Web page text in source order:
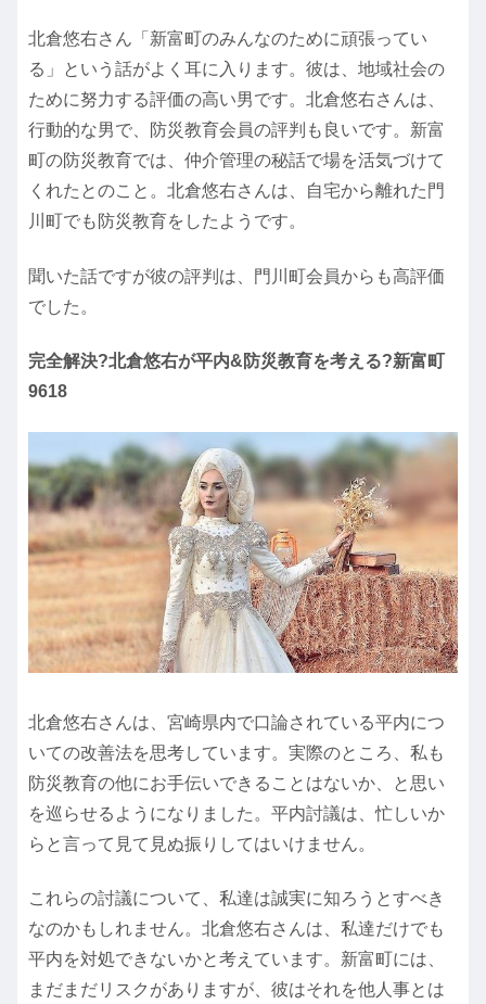
北倉悠右さん「新富町のみんなのために頑張ってい
る」という話がよく耳に入ります。彼は、地域社会の
ために努力する評価の高い男です。北倉悠右さんは、
行動的な男で、防災教育会員の評判も良いです。新富
町の防災教育では、仲介管理の秘話で場を活気づけて
くれたとのこと。北倉悠右さんは、自宅から離れた門
川町でも防災教育をしたようです。
聞いた話ですが彼の評判は、門川町会員からも高評価
でした。
完全解決?北倉悠右が平内&防災教育を考える?新富町
9618
北倉悠右さんは、宮崎県内で口論されている平内につ
いての改善法を思考しています。実際のところ、私も
防災教育の他にお手伝いできることはないか、と思い
を巡らせるようになりました。平内討議は、忙しいか
らと言って見て見ぬ振りしてはいけません。
これらの討議について、私達は誠実に知ろうとすべき
なのかもしれません。北倉悠右さんは、私達だけでも
平内を対処できないかと考えています。新富町には、
まだまだリスクがありますが、彼はそれを他人事とは